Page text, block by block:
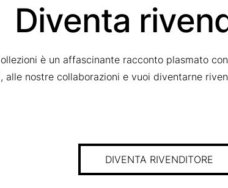
Diventa
è un affascinante racconto plasmato
alle nostre collaborazioni e vuoi diventarne
DIVENTA RIVENDITORE